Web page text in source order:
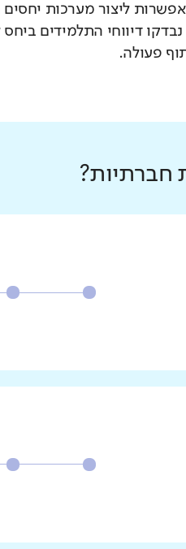
ליצור מערכות
נבדקו דיווחי התלמידים
פעולה.
חברתיות?